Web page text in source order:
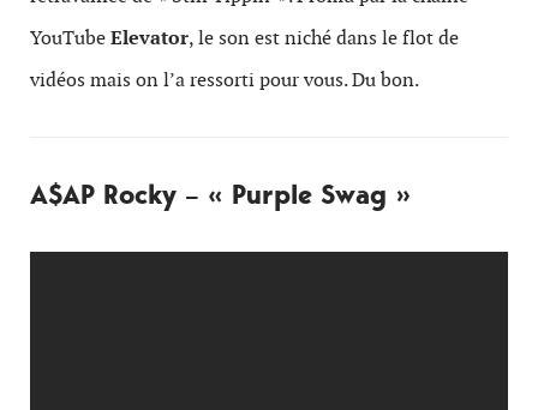
YouTubeElevator, le son est niché dans le flot de
vidéos mais on l’a ressorti pour vous. Du bon.
A$AP Rocky – « Purple Swag »